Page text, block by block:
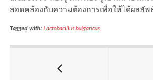
สอดคล้องกับความต้องการเพื่อให้ได้ผลลั
Tagged with: Lactobacillus bulgaricus